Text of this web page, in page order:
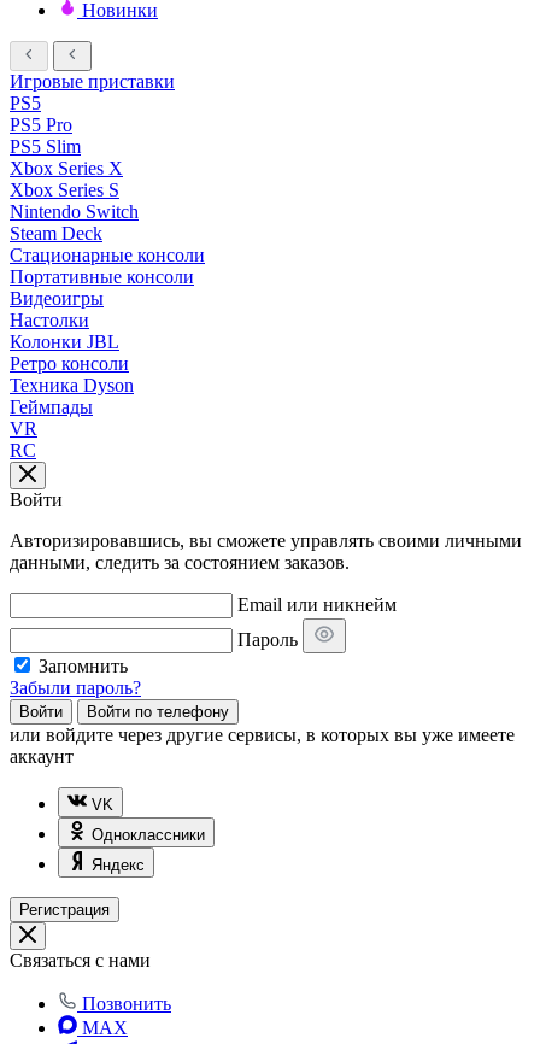
Новинки
Игровые приставки
PS5
PS5 Pro
PS5 Slim
Xbox Series X
Xbox Series S
Nintendo Switch
Steam Deck
Стационарные консоли
Портативные консоли
Видеоигры
Настолки
Колонки JBL
Ретро консоли
Техника Dyson
Геймпады
VR
RC
Войти
Авторизировавшись, вы сможете управлять своими личными
данными, следить за состоянием заказов.
Email или никнейм
Пароль
Запомнить
Забыли пароль?
Войти Войти по телефону
или войдите через другие сервисы, в которых вы уже имеете
аккаунт
VK
Одноклассники
Яндекс
Регистрация
Связаться с нами
Позвонить
MAX